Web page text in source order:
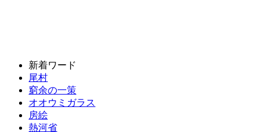
新着ワード
尾村
窮余の一策
オオウミガラス
房絵
熱河省